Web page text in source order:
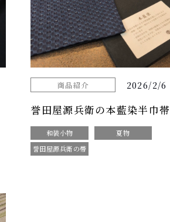
商品紹介 2026/2/6
誉田屋源兵衛の本藍染半巾帯
和装小物
夏物
誉田屋源兵衛の帯